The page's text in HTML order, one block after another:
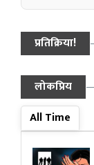
प्रतिक्रिया!
लोकप्रिय
All Time